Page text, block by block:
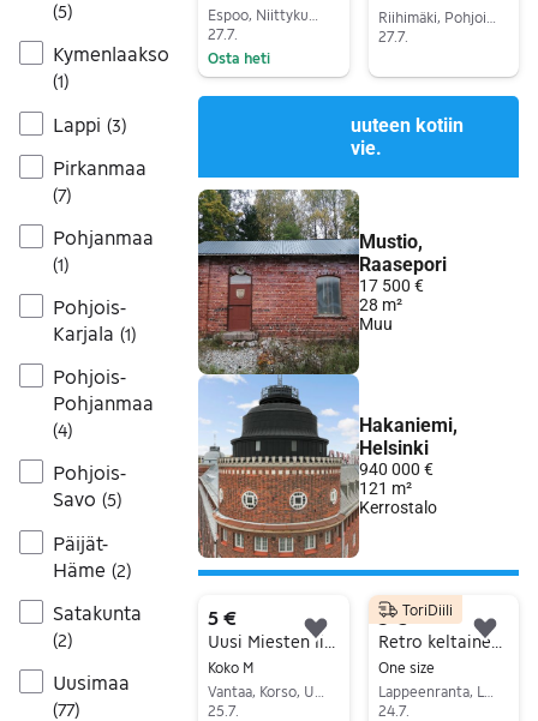
(5)
Kymenlaakso
(1)
Lappi (3)
Pirkanmaa
(7)
Pohjanmaa
(1)
Pohjois-
Karjala (1)
Pohjois-
Pohjanmaa
(4)
Pohjois-
Savo (5)
Päijät-
Häme (2)
Satakunta
(2)
Uusimaa
(77)
27.7.
Osta heti
27.7.
Siirry ilmoitukseen
5 €
Koko M
25.7.
Lisää suosikiksi.
5 €
One size
24.7.
ToriDiili